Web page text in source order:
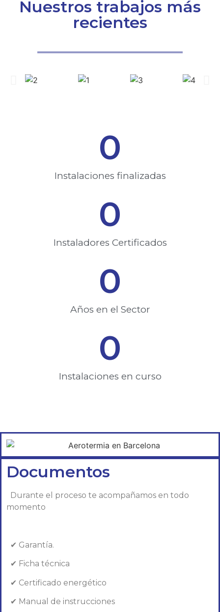
Nuestros trabajos más
recientes
Instalaciones finalizadas​
0
Instaladores Certificados​
0
Años en el Sector
0
Instalaciones en curso
0
Documentos
Durante el proceso te acompañamos en todo
momento
✔ Garantía.
✔ Ficha técnica
✔ Certificado energético
✔ Manual de instrucciones